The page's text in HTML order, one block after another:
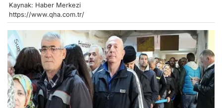
Kaynak: Haber Merkezi
https://www.qha.com.tr/